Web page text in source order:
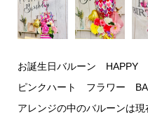
お誕生日バルーン HAPPY
ピンクハート フラワー
アレンジの中のバルーンは現